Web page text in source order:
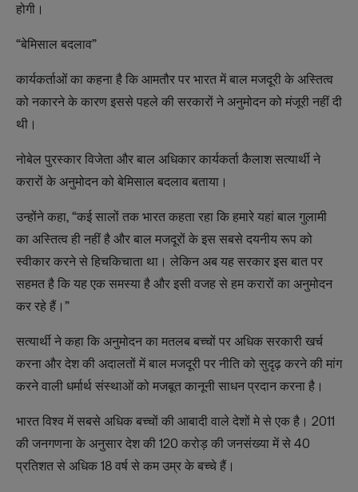
होगी।
“बेमिसाल बदलाव”
कार्यकर्ताओं का कहना है कि आमतौर पर भारत में बाल मजदूरी के अस्तित्व
को नकारने के कारण इससे पहले की सरकारों ने अनुमोदन को मंजूरी नहीं दी
थी।
नोबेल पुरस्कार विजेता और बाल अधिकार कार्यकर्ता कैलाश सत्यार्थी ने
करारों के अनुमोदन को बेमिसाल बदलाव बताया।
उन्‍होंने कहा, “कई सालों तक भारत कहता रहा कि हमारे यहां बाल गुलामी
का अस्तित्‍व ही नहीं है और बाल मजदूरों के इस सबसे दयनीय रूप को
स्वीकार करने से हिचकिचाता था। लेकिन अब यह सरकार इस बात पर
सहमत है कि यह एक समस्या है और इसी वजह से हम करारों का अनुमोदन
कर रहे हैं।”
सत्‍यार्थी ने कहा कि अनुमोदन का मतलब बच्चों पर अधिक सरकारी खर्च
करना और देश की अदालतों में बाल मजदूरी पर नीति को सुदृढ़ करने की मांग
करने वाली धर्मार्थ संस्थाओं को मजबूत कानूनी साधन प्रदान करना है।
भारत विश्व में सबसे अधिक बच्‍चों की आबादी वाले देशों मे से एक है। 2011
की जनगणना के अनुसार देश की 120 करोड़ की जनसंख्‍या में से 40
प्रतिशत से अधिक 18 वर्ष से कम उम्र के बच्चे हैं।